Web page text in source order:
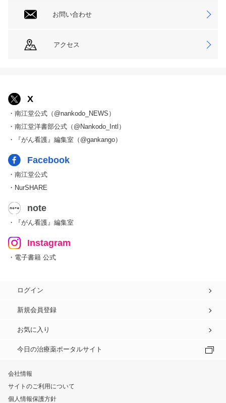
お問い合わせ
アクセス
X
・南江堂公式（@nankodo_NEWS）
・南江堂洋書部公式（@Nankodo_Intl）
・『がん看護』編集室（@gankango）
Facebook
・南江堂公式
・NurSHARE
note
・『がん看護』編集室
Instagram
・電子書籍 公式
ログイン
新規会員登録
お気に入り
今日の治療薬ポータルサイト
会社情報
サイトのご利用について
個人情報保護方針